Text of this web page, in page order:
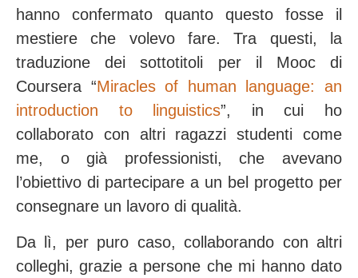
hanno confermato quanto questo fosse il
mestiere che volevo fare. Tra questi, la
traduzione dei sottotitoli per il Mooc di
Coursera “Miracles of human language: an
introduction to linguistics”, in cui ho
collaborato con altri ragazzi studenti come
me, o già professionisti, che avevano
l’obiettivo di partecipare a un bel progetto per
consegnare un lavoro di qualità.
Da lì, per puro caso, collaborando con altri
colleghi, grazie a persone che mi hanno dato